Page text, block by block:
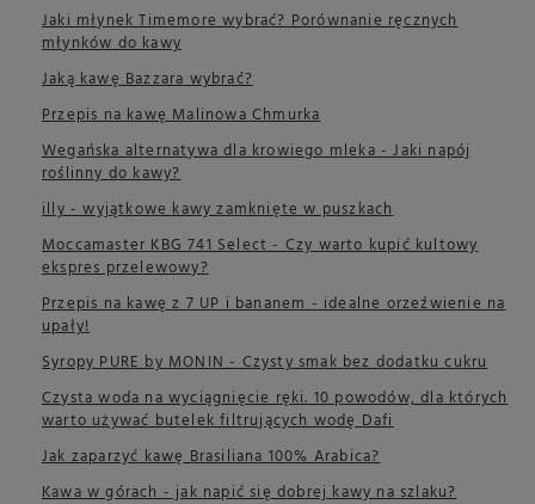
Jaki młynek Timemore wybrać? Porównanie ręcznych
młynków do kawy
Jaką kawę Bazzara wybrać?
Przepis na kawę Malinowa Chmurka
Wegańska alternatywa dla krowiego mleka - Jaki napój
roślinny do kawy?
illy - wyjątkowe kawy zamknięte w puszkach
Moccamaster KBG 741 Select - Czy warto kupić kultowy
ekspres przelewowy?
Przepis na kawę z 7 UP i bananem - idealne orzeźwienie na
upały!
Syropy PURE by MONIN - Czysty smak bez dodatku cukru
Czysta woda na wyciągnięcie ręki. 10 powodów, dla których
warto używać butelek filtrujących wodę Dafi
Jak zaparzyć kawę Brasiliana 100% Arabica?
Kawa w górach - jak napić się dobrej kawy na szlaku?